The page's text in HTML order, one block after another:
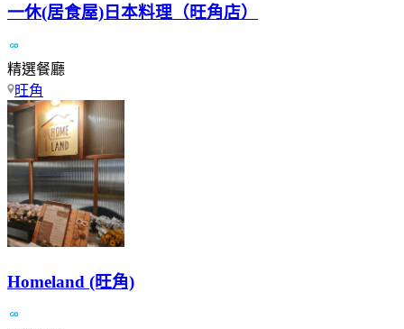
一休(居食屋)日本料理（旺角店）
精選餐廳
旺角
Homeland (旺角)